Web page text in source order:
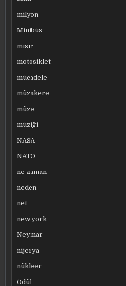
milyon
Minibüs
mısır
motosiklet
mücadele
müzakere
müze
müziği
NASA
NATO
ne zaman
neden
net
new york
Neymar
nijerya
nükleer
Ödül